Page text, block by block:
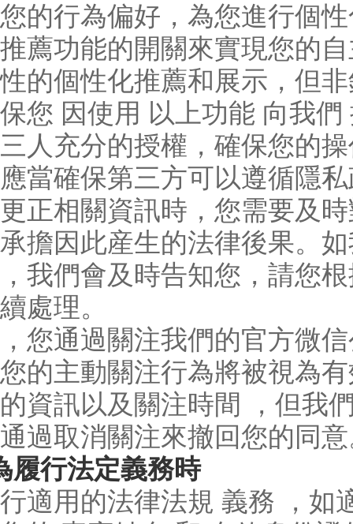
的行為偏好，為您進行個
薦功能的開關來實現您的
的個性化推薦和展示，但
您 因使用 以上功能 向我
人充分的授權，確保您的
當確保第三方可以遵循隱
正相關資訊時，您需要及
擔因此産生的法律後果。
我們會及時告知您，請您
處理。
您通過關注我們的官方微
的主動關注行為將被視為
資訊以及關注時間 ，但我
過取消關注來撤回您的同
履行法定義務時
適用的法律法規 義務 ，如